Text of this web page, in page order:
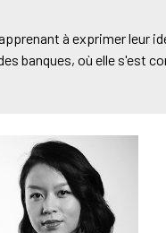
à exprimer leur
banques, où elle s'est